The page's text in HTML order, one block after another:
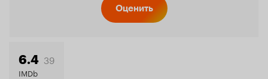
Оценить
6.4 39
IMDb